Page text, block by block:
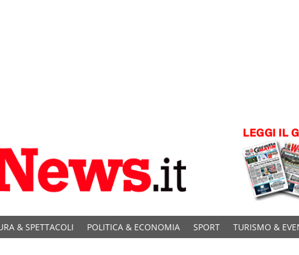
& SPETTACOLI POLITICA & ECONOMIA SPORT TURISMO &